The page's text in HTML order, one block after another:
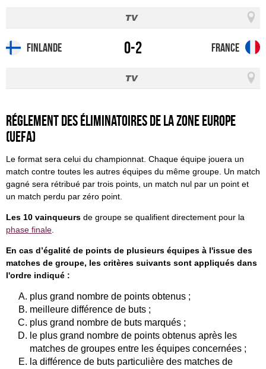
Finlande 0-2 France
Réglement des éliminatoires de la zone Europe
(UEFA)
Le format sera celui du championnat. Chaque équipe jouera un
match contre toutes les autres équipes du même groupe. Un match
gagné sera rétribué par trois points, un match nul par un point et
un match perdu par zéro point.
Les 10 vainqueurs de groupe se qualifient directement pour la
phase finale
En cas d’égalité de points de plusieurs équipes à l'issue des
matches de groupe, les critères suivants sont appliqués dans
l'ordre indiqué :
plus grand nombre de points obtenus ;
meilleure différence de buts ;
plus grand nombre de buts marqués ;
le plus grand nombre de points obtenus après les
matches de groupes entre les équipes concernées ;
la différence de buts particulière des matches de